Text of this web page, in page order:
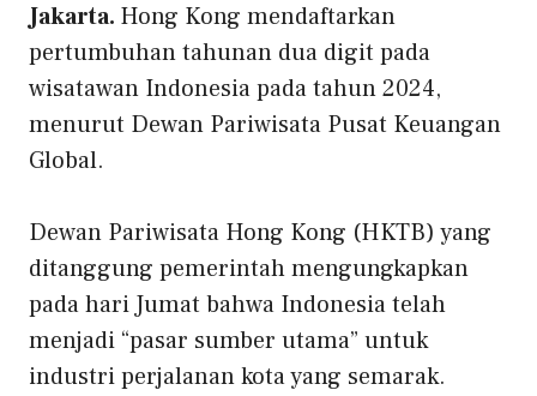
Jakarta. Hong Kong mendaftarkan
pertumbuhan tahunan dua digit pada
wisatawan Indonesia pada tahun 2024,
menurut Dewan Pariwisata Pusat Keuangan
Global.
Dewan Pariwisata Hong Kong (HKTB) yang
ditanggung pemerintah mengungkapkan
pada hari Jumat bahwa Indonesia telah
menjadi “pasar sumber utama” untuk
industri perjalanan kota yang semarak.